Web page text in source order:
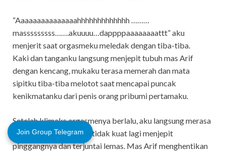
“Aaaaaaaaaaaaaaahhhhhhhhhhhhh ………
masssssssss…….akuuuu…dappppaaaaaaaattt” aku
menjerit saat orgasmeku meledak dengan tiba-tiba.
Kaki dan tanganku langsung menjepit tubuh mas Arif
dengan kencang, mukaku terasa memerah dan mata
sipitku tiba-tiba melotot saat mencapai puncak
kenikmatanku dari penis orang pribumi pertamaku.
Setelah klimaks orgasmenya berlalu, aku langsung merasa
lemas sehingga kakiku tidak kuat lagi menjepit
pinggangnya dan terjuntai lemas. Mas Arif menghentikan
Join Group Telegram